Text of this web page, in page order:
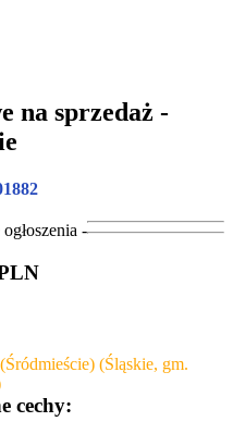
na sprzedaż -
(Śląskie, gm.
cechy: